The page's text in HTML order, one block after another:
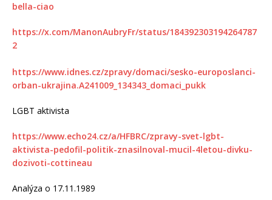
bella-ciao
https://x.com/ManonAubryFr/status/184392303194264787
2
https://www.idnes.cz/zpravy/domaci/sesko-europoslanci-
orban-ukrajina.A241009_134343_domaci_pukk
LGBT aktivista
https://www.echo24.cz/a/HFBRC/zpravy-svet-lgbt-
aktivista-pedofil-politik-znasilnoval-mucil-4letou-divku-
dozivoti-cottineau
Analýza o 17.11.1989